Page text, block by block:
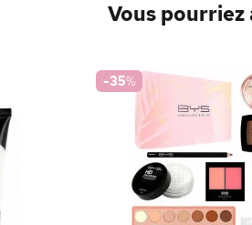
Vous pourriez
-35%